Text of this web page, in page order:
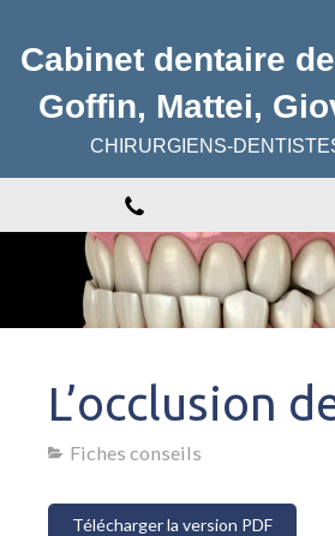
Cabinet dentaire
Goffin, Mattei,
CHIRURGIENS-
L’occlusion
Fiches conseils
Télécharger la version PDF